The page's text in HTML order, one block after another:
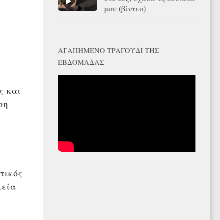
και
μου (βίντεο)
ΑΓΑΠΗΜΈΝΟ ΤΡΑΓΟΎΔΙ ΤΗΣ
ΕΒΔΟΜΆΔΑΣ